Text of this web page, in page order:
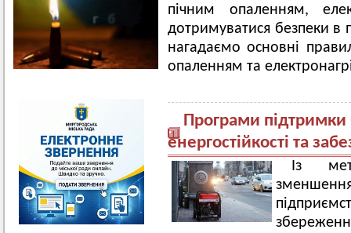
пічним опаленням,
дотримуватися безпеки в
нагадаємо основні
опаленням та
Програми підтримки
енергостійкості та
Із